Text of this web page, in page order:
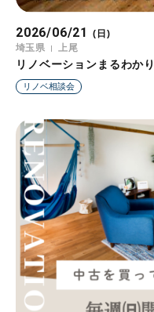
2026/06/21
(日)
埼玉県
上尾
リノベーションまるわか
リノベ相談会